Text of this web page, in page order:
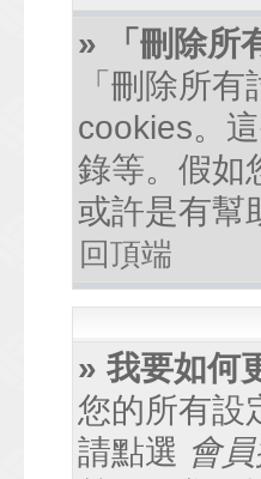
» 「刪除所
「刪除所
cookies。
錄等。假如
或許是有幫
回頂端
» 我要如何
您的所有設
請點選 會